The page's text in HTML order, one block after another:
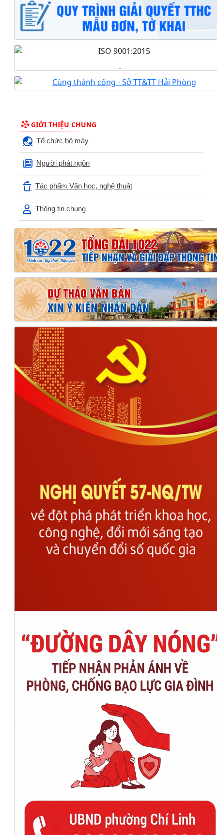
GIỚI THIỆU CHUNG
Tổ chức bộ máy
Người phát ngôn
Tác phẩm Văn học, nghệ thuật
Thông tin chung